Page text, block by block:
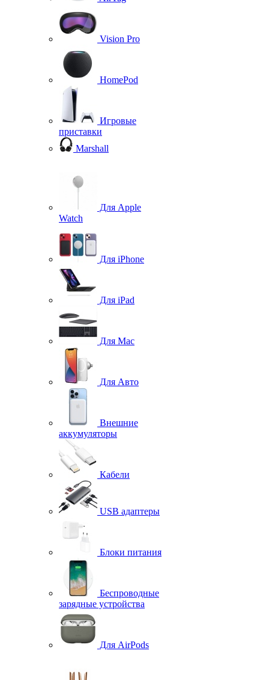
Vision Pro
HomePod
Игровые
приставки
Marshall
Для Apple
Watch
Для iPhone
Для iPad
Для Mac
Для Авто
Внешние
аккумуляторы
Кабели
USB адаптеры
Блоки питания
Беспроводные
зарядные устройства
Для AirPods